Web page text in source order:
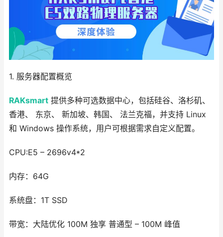
1. 服务器配置概览
RAKsmart 提供多种可选数据中心，包括硅谷、洛杉矶、
香港、 东京、 新加坡、韩国、 法兰克福，并支持 Linux
和 Windows 操作系统，用户可根据需求自定义配置。
CPU:E5 – 2696v4*2
内存：64G
系统盘：1T SSD
带宽：大陆优化 100M 独享 普通型 – 100M 峰值